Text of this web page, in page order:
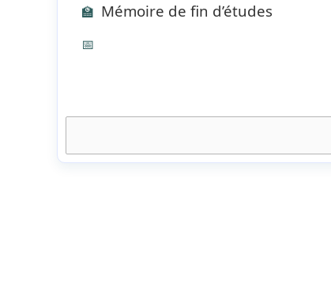
🏫 Mémoire de fin d’études
📅